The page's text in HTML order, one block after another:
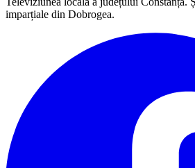
imparțiale din Dobrogea.